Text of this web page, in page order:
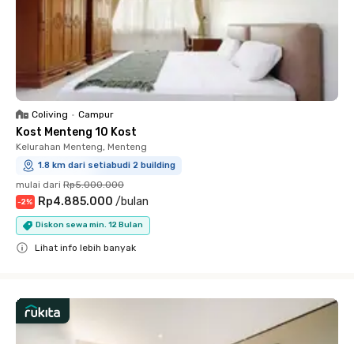
Coliving • Campur
Kost Menteng 10 Kost
Kelurahan Menteng, Menteng
1.8 km dari setiabudi 2 building
mulai dari Rp5.000.000
-2% Rp4.885.000 /bulan
Diskon sewa min. 12 Bulan
Lihat info lebih banyak